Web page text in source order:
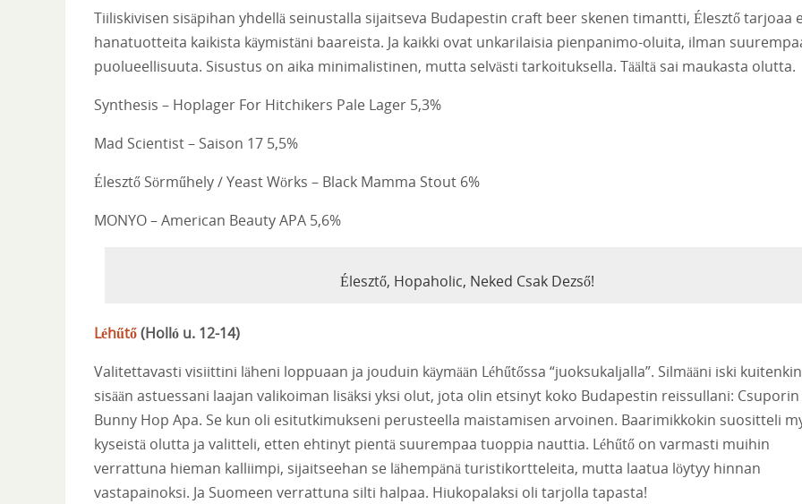
Tiiliskivisen sisäpihan yhdellä seinustalla sijaitseva Budapestin craft beer skenen timantti, Élesztőtarjoaa
hanatuotteita kaikista käymistäni baareista. Ja kaikki ovat unkarilaisia pienpanimo-oluita, ilman
puolueellisuuta. Sisustus on aika minimalistinen, mutta selvästi tarkoituksella. Täältä sai maukasta olutta.
Synthesis – Hoplager For Hitchikers Pale Lager 5,3%
Mad Scientist – Saison 17 5,5%
Élesztő Sörműhely / Yeast Wörks – Black Mamma Stout 6%
MONYO – American Beauty APA 5,6%
Élesztő, Hopaholic, Neked Csak Dezső!
Léhűtő(Holló u. 12-14)
Valitettavasti visiittini läheni loppuaan ja jouduin käymään Léhűtőssa “juoksukaljalla”. Silmääni iski
sisään astuessani laajan valikoiman lisäksi yksi olut, jota olin etsinyt koko Budapestin reissullani: Csuporin
Bunny Hop Apa. Se kun oli esitutkimukseni perusteella maistamisen arvoinen. Baarimikkokin suositteli
kyseistä olutta ja valitteli, etten ehtinyt pientä suurempaa tuoppia nauttia. Léhűtő on varmasti muihin
verrattuna hieman kalliimpi, sijaitseehan se lähempänä turistikortteleita, mutta laatua löytyy hinnan
vastapainoksi. Ja Suomeen verrattuna silti halpaa. Hiukopalaksi oli tarjolla tapasta!